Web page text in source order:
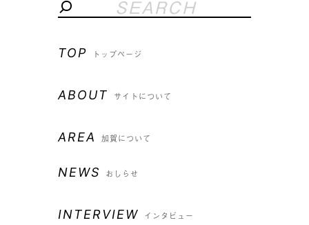
TOP トップページ
ABOUT サイトについて
AREA 加賀について
NEWS おしらせ
INTERVIEW インタビュー